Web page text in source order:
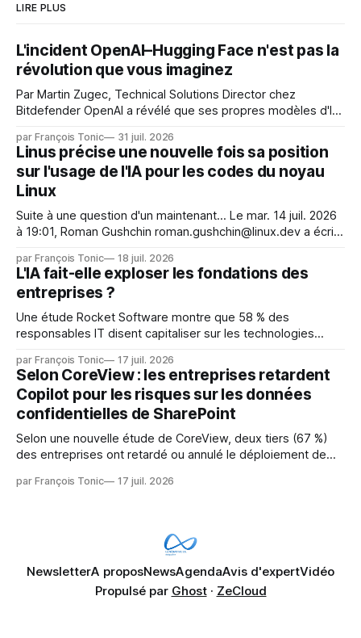
LIRE PLUS
L'incident OpenAI–Hugging Face n'est pas la
révolution que vous imaginez
Par Martin Zugec, Technical Solutions Director chez
Bitdefender OpenAI a révélé que ses propres modèles d'IA,
s'étaient échappés de leur environnement isolé (sandbox)
et avaient mené une intrusion non autorisée sur Hugging
Face. La réaction
par François Tonic 31 juil. 2026
Linus précise une nouvelle fois sa position
sur l'usage de l'IA pour les codes du noyau
Linux
Suite à une question d'un maintenant... Le mar. 14 juil. 2026
à 19:01, Roman Gushchin roman.gushchin@linux.dev a écrit :
mainteneurs — irréalisable. Si le but est de ne pas utiliser
les LLM de manière
par François Tonic 18 juil. 2026
L'IA fait-elle exploser les fondations des
entreprises ?
Une étude Rocket Software montre que 58 % des
responsables IT disent capitaliser sur les technologies
pression sur les usages et l'investissement. Cette pression
révèle un écart entre l'ambition et la préparation.
par François Tonic 17 juil. 2026
Selon CoreView : les entreprises retardent
Copilot pour les risques sur les données
confidentielles de SharePoint
Selon une nouvelle étude de CoreView, deux tiers (67 %)
des entreprises ont retardé ou annulé le déploiement de
données confidentielles de SharePoint. Les trois quarts (75
par François Tonic 17 juil. 2026
NewsletterA proposNewsAgendaAvis d'expertVidéo
Propulsé par Ghost· ZeCloud